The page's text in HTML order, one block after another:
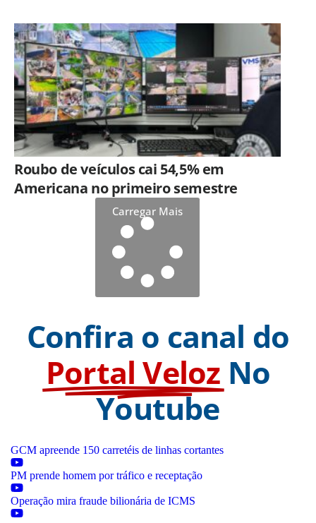
Piracicaba
Roubo de veículos cai 54,5% em
Americana no primeiro semestre
Carregar Mais
Confira o canal do
Portal Veloz No
Youtube
GCM apreende 150 carretéis de linhas cortantes
PM prende homem por tráfico e receptação
Operação mira fraude bilionária de ICMS